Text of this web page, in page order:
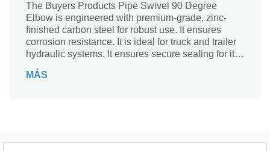
The Buyers Products Pipe Swivel 90 Degree
Elbow is engineered with premium-grade, zinc-
finished carbon steel for robust use. It ensures
corrosion resistance. It is ideal for truck and trailer
hydraulic systems. It ensures secure sealing for its
MÁS